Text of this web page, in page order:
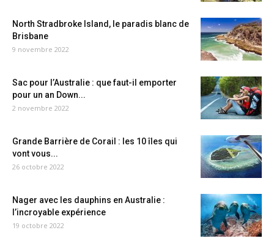
North Stradbroke Island, le paradis blanc de
Brisbane
9 novembre 2022
Sac pour l’Australie : que faut-il emporter
pour un an Down...
2 novembre 2022
Grande Barrière de Corail : les 10 îles qui
vont vous...
26 octobre 2022
Nager avec les dauphins en Australie :
l’incroyable expérience
19 octobre 2022